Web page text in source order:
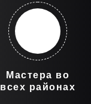
Мастера во
всех районах